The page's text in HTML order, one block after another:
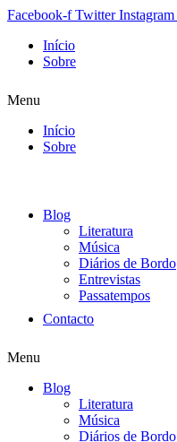
Facebook-f Twitter Instagram
Início
Sobre
Menu
Início
Sobre
Blog
Literatura
Música
Diários de Bordo
Entrevistas
Passatempos
Contacto
Menu
Blog
Literatura
Música
Diários de Bordo